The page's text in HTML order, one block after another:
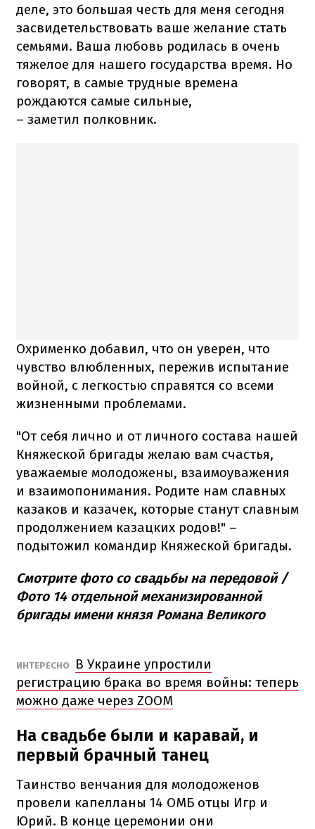
деле, это большая честь для меня сегодня
засвидетельствовать ваше желание стать
семьями. Ваша любовь родилась в очень
тяжелое для нашего государства время. Но
говорят, в самые трудные времена
рождаются самые сильные,
– заметил полковник.
Охрименко добавил, что он уверен, что
чувство влюбленных, пережив испытание
войной, с легкостью справятся со всеми
жизненными проблемами.
"От себя лично и от личного состава нашей
Княжеской бригады желаю вам счастья,
уважаемые молодожены, взаимоуважения
и взаимопонимания. Родите нам славных
казаков и казачек, которые станут славным
продолжением казацких родов!" –
подытожил командир Княжеской бригады.
Смотрите фото со свадьбы на передовой /
Фото 14 отдельной механизированной
бригады имени князя Романа Великого
ИНТЕРЕСНО
В Украине упростили
регистрацию брака во время войны: теперь
можно даже через ZOOM
На свадьбе были и каравай, и
первый брачный танец
Таинство венчания для молодоженов
провели капелланы 14 ОМБ отцы Игр и
Юрий. В конце церемонии они